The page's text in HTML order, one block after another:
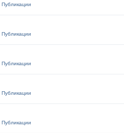
Публикации
Публикации
Публикации
Публикации
Публикации